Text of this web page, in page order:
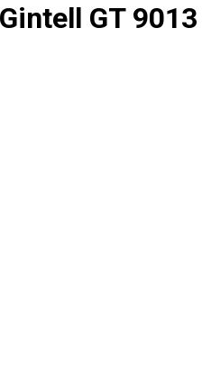
GT 9013